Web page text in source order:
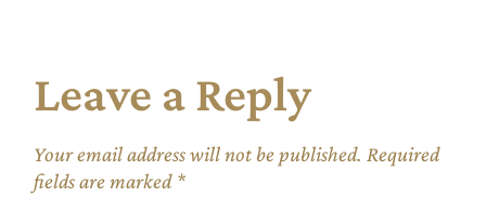
Leave a Reply
Your email address will not be published. Required
fields are marked *